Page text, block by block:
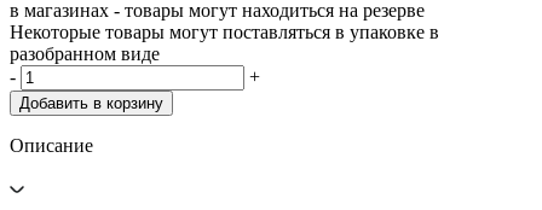
в магазинах - товары могут находиться на резерве
Некоторые товары могут поставляться в упаковке в
разобранном виде
-
+
Добавить в корзину
Описание